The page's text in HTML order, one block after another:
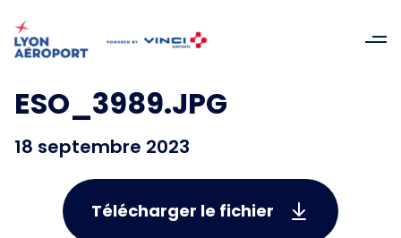
ESO_3989.JPG
18 septembre 2023
Télécharger le fichier